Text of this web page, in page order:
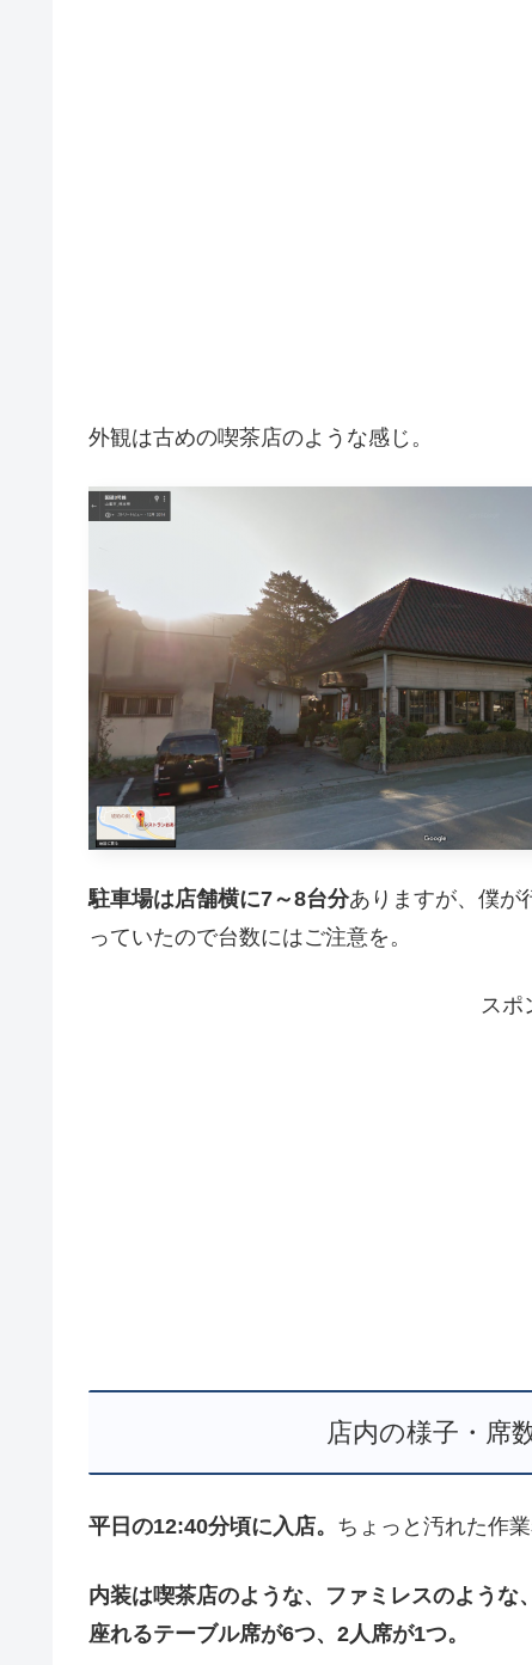
外観は古めの喫茶店のような感じ。
駐車場は店舗横に7～8台分ありますが、僕が
っていたので台数にはご注意を。
スポ
店内の様子・席
平日の12:40分頃に入店。 ちょっと汚れた作
内装は喫茶店のような、ファミレスのような
座れるテーブル席が6つ、2人席が1つ。